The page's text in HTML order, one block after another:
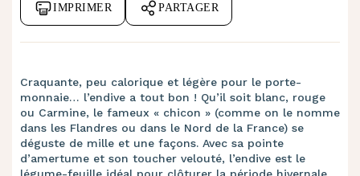
IMPRIMER PARTAGER
Craquante, peu calorique et légère pour le porte-
monnaie… l’endive a tout bon ! Qu’il soit blanc, rouge
ou Carmine, le fameux « chicon » (comme on le nomme
dans les Flandres ou dans le Nord de la France) se
déguste de mille et une façons. Avec sa pointe
d’amertume et son toucher velouté, l’endive est le